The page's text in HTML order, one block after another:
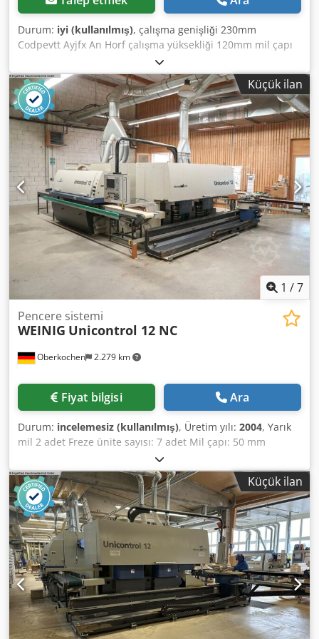
positioning: pneumatic cylinder forward-backward,
position sensor: limit switch (rear only) - Protection and
extraction hood with 80 mm connection diameter Stops: -
1st stop: in front of spindle 1, manual chip removal, quick
adjustment via parallelogram - 2nd stop: between
spindles...
Durum: iyi (kullanılmış), çalışma genişliği 230mm
Codpevtt Ayjfx An Horf çalışma yüksekliği 120mm mil çapı
40mm 4 kafa + cam çıtasını kesmek için ünite ATS
panelinden kontrol kafaların iki eksende ayarlanması
basınç ışınının elektrikli ayarı besleme hızının düzgün
düzenlenmesi Makine diğer makinelerle uyumlu olarak
çalışıyordu.
Küçük ilan
1 /7
Oberkochen 2.279 km
Pencere sistemi
WEINIG Unicontrol 12 NC
Fiyat bilgisi Ara
Durum: incelemesiz (kullanılmış), Üretim yılı: 2004, Yarık
mil 2 adet Freze ünite sayısı: 7 adet Mil çapı: 50 mm
Kontrol: Weinig PC-Nexus Weinig Uncontrol 12 Radyal ve
aksiyel NC miller ile birlikte VARIO masa ..... Makine 73447
Oberkochen'de profesyonel olarak sökülmüş ve
depolanmıştır Teknik Veri Özeti (ilave aksesuarlar varsa
lütfen ayrıca sorunuz) ..... Kestirme Testere ..... > Kestirme
testere elektronik, yatayda kademesiz ayarlanabilir > Takım
sayısı: 1 adet > Mil devir sayısı: 3000-6000 dev/dak > Mil
çapı: 40 mm > Maksimum takım çapı: 400 mm > Motor
gücü: 3,7 kW > Kesim bölümünü tanımlamak için lazer ışık
> Aksiyel ayar mesafesi 150 mm, NC ekseni, elektronik,
kademesiz > Radyal ayar mesafesi pnömatik, üstten köşe
yuvarlama için 8 pozisyon Yuvarlatma Ünitesi ..... > Konum:
Küçük ilan